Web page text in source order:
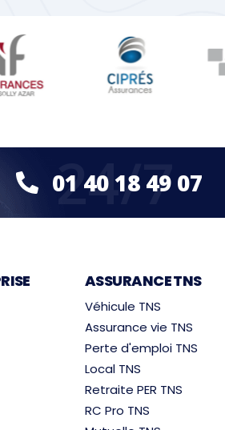
01 40 18 49 07
24/7
ASSURANCE TNS
Véhicule TNS
Assurance vie TNS
Perte d'emploi TNS
Local TNS
Retraite PER TNS
RC Pro TNS